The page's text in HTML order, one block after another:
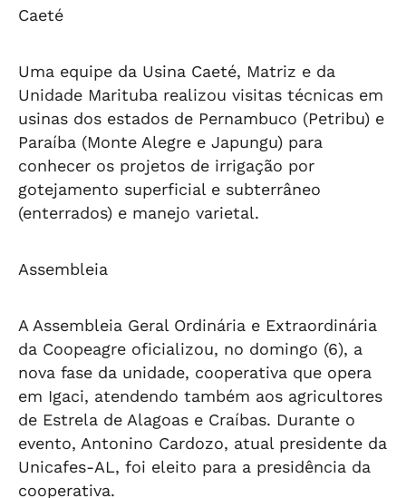
Caeté
Uma equipe da Usina Caeté, Matriz e da
Unidade Marituba realizou visitas técnicas em
usinas dos estados de Pernambuco (Petribu) e
Paraíba (Monte Alegre e Japungu) para
conhecer os projetos de irrigação por
gotejamento superficial e subterrâneo
(enterrados) e manejo varietal.
Assembleia
A Assembleia Geral Ordinária e Extraordinária
da Coopeagre oficializou, no domingo (6), a
nova fase da unidade, cooperativa que opera
em Igaci, atendendo também aos agricultores
de Estrela de Alagoas e Craíbas. Durante o
evento, Antonino Cardozo, atual presidente da
Unicafes-AL, foi eleito para a presidência da
cooperativa.